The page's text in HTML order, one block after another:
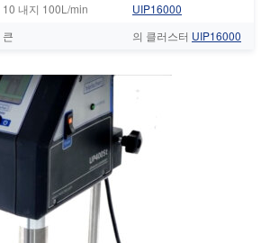
10 내지 100L/min
UIP16000
큰 의 클러스터 UIP16000